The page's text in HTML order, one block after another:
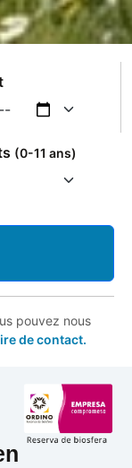
(0-11 ans)
pouvez nous
de contact.